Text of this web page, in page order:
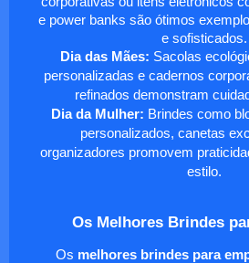
e power banks são ótimos
e sofisticados.
Dia das Mães: Sacolas
personalizadas e cadernos
refinados demonstram
Dia da Mulher: Brindes como
personalizados, canetas
organizadores promovem
estilo.
Os Melhores Brindes
Os melhores brindes para